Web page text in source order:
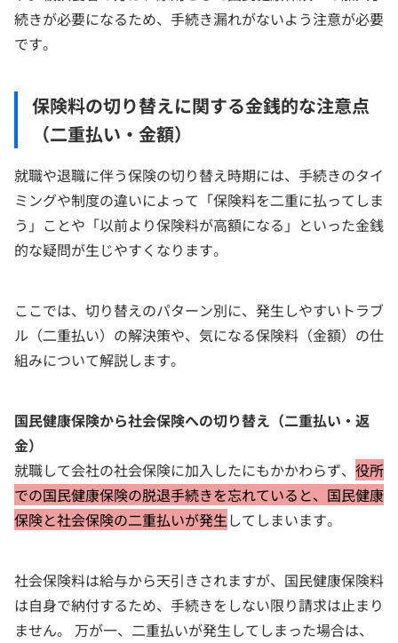
続きが必要になるため、手続き漏れがないよう注意が必要
です。
保険料の切り替えに関する金銭的な注意点
（二重払い・金額）
就職や退職に伴う保険の切り替え時期には、手続きのタイ
ミングや制度の違いによって「保険料を二重に払ってしま
う」ことや「以前より保険料が高額になる」といった金銭
的な疑問が生じやすくなります。
ここでは、切り替えのパターン別に、発生しやすいトラブ
ル（二重払い）の解決策や、気になる保険料（金額）の仕
組みについて解説します。
国民健康保険から社会保険への切り替え（二重払い・返
金）
就職して会社の社会保険に加入したにもかかわらず、 役所
での国民健康保険の脱退手続きを忘れていると、国民健康
保険と社会保険の二重払いが発生してしまいます。
社会保険料は給与から天引きされますが、国民健康保険料
は自身で納付するため、手続きをしない限り請求は止まり
ません。 万が一、二重払いが発生してしまった場合は、